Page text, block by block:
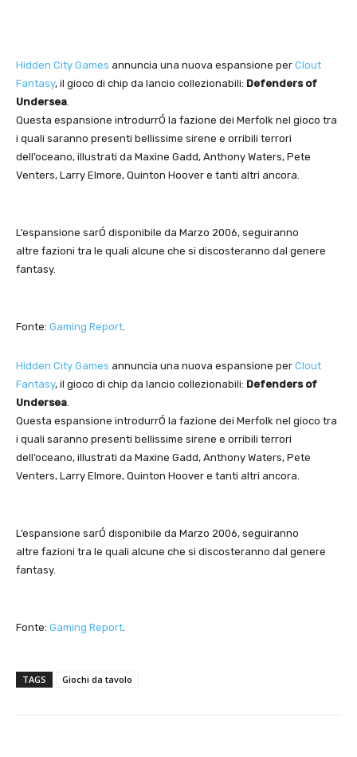
Hidden City Games annuncia una nuova espansione per Clout
Fantasy, il gioco di chip da lancio collezionabili: Defenders of
Undersea.
Questa espansione introdurrÓ la fazione dei Merfolk nel gioco tra
i quali saranno presenti bellissime sirene e orribili terrori
dell’oceano, illustrati da Maxine Gadd, Anthony Waters, Pete
Venters, Larry Elmore, Quinton Hoover e tanti altri ancora.
L’espansione sarÓ disponibile da Marzo 2006, seguiranno
altre fazioni tra le quali alcune che si discosteranno dal genere
fantasy.
Fonte: Gaming Report.
Hidden City Games annuncia una nuova espansione per Clout
Fantasy, il gioco di chip da lancio collezionabili: Defenders of
Undersea.
Questa espansione introdurrÓ la fazione dei Merfolk nel gioco tra
i quali saranno presenti bellissime sirene e orribili terrori
dell’oceano, illustrati da Maxine Gadd, Anthony Waters, Pete
Venters, Larry Elmore, Quinton Hoover e tanti altri ancora.
L’espansione sarÓ disponibile da Marzo 2006, seguiranno
altre fazioni tra le quali alcune che si discosteranno dal genere
fantasy.
Fonte: Gaming Report.
TAGS Giochi da tavolo